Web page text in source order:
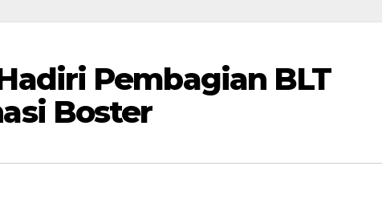
Pembagian BLT
Boster